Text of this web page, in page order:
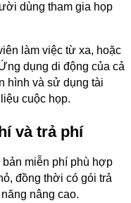
dùng tham gia họp
làm việc từ xa, hoặc
dụng di động của cả
hình và sử dụng tài
cuộc họp.
và trả phí
miễn phí phù hợp
đồng thời có gói trả
nâng cao.